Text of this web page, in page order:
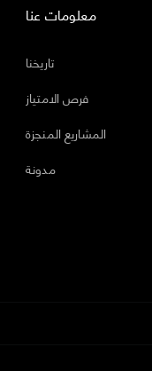
معلومات عنا
تاريخنا
فرص الامتياز
المشاريع المنجزة
مدونة